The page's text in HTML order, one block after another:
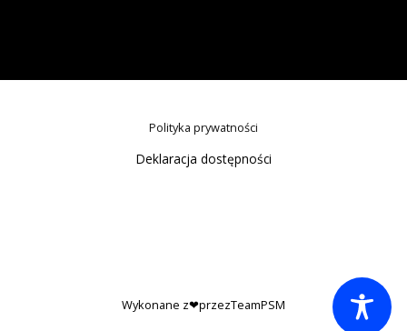
Polityka prywatności
Deklaracja dostępności
Wykonane z❤przezTeamPSM